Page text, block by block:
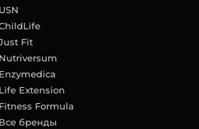
USN
Fit
Nutriversum
Enzymedica
Life Extension
Fitness Formula
Все бренды